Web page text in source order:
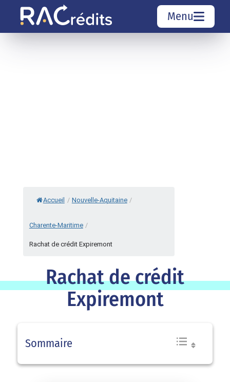
Menu
Accueil / Nouvelle-Aquitaine /
Charente-Maritime /
Rachat de crédit Expiremont
Rachat de crédit
Expiremont
Sommaire